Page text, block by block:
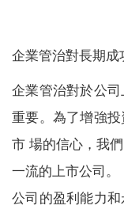
企業管治對長期成
企業管治對於公
重要。為了增強
市 場的信心，我
一流的上市公司
公司的盈利能力